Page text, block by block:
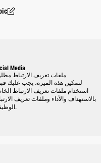
Media
ملفات تعريف الارتباط
لتمكين هذه الميزة، يجب عليك
استخدام ملفات تعريف الارتباط
بالاستهداف والأداء وملفات تعريف
الوظيفية.